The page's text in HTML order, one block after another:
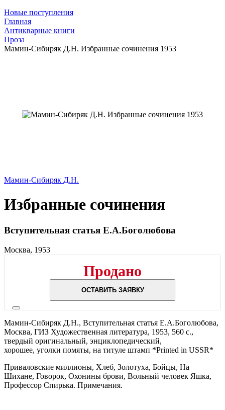
Новые поступления
Главная
Антикварные книги
Проза
Мамин-Сибиряк Д.Н. Избранные сочинения 1953
Мамин-Сибиряк Д.Н.
Избранные сочинения
Вступительная статья Е.А.Боголюбова
Москва, 1953
Продано
ОСТАВИТЬ ЗАЯВКУ
Мамин-Сибиряк Д.Н., Вступительная статья Е.А.Боголюбова,
Москва, ГИЗ Художественная литература, 1953, 560 с.,
твердый оригинальный, энциклопедический,
хорошее, уголки помяты, на титуле штамп *Printed in USSR*
Приваловские миллионы, Хлеб, Золотуха, Бойцы, На
Шихане, Говорок, Охонины брови, Вольный человек Яшка,
Профессор Спирька. Примечания.